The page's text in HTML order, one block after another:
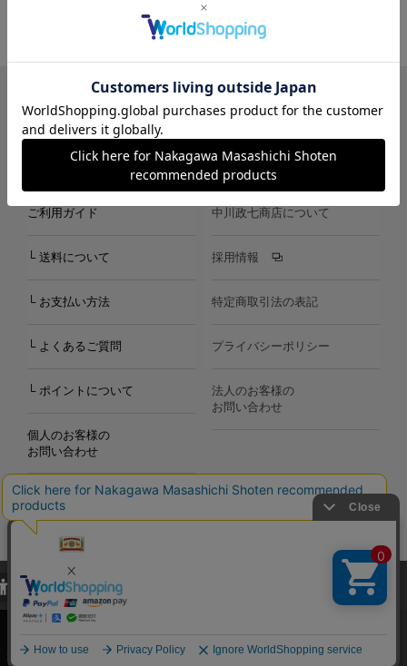
LINE Instagram X Facebook メールマガジン
ご利用ガイド
└ 送料について
└ お支払い方法
└ よくあるご質問
└ ポイントについて
個人のお客様の
お問い合わせ
中川政七商店について
採用情報
特定商取引法の表記
プライバシーポリシー
法人のお客様の
お問い合わせ
Copyright©2000-2026
Nakagawa Masashichi Shoten All Rights Reserved.
当サイトでは、当サイト内における閲覧履歴・属性情報などの取得およ
び利便性向上のためにクッキー（Cookie）を使用いたします。詳細に
関しては「プライバシーポリシー
承諾する